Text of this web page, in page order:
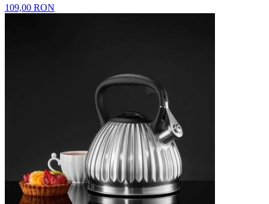
109,00 RON